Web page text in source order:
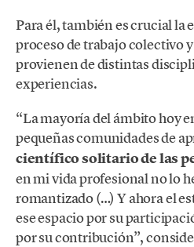
Para él, también es crucial la
proceso de trabajo colectivo
provienen de distintas
experiencias.
“La mayoría del ámbito hoy
pequeñas comunidades de
científico solitario de las
en mi vida profesional no lo
romantizado (…) Y ahora el
ese espacio por su
por su contribución”,